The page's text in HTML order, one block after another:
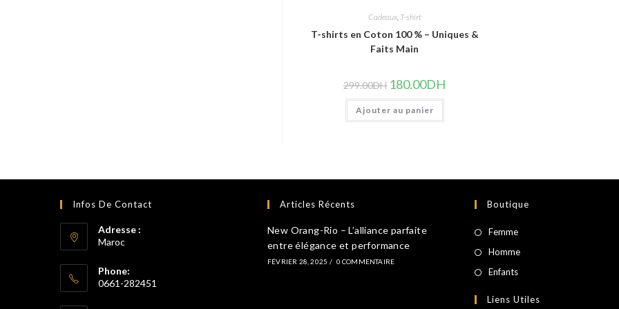
Cadeaux, T-shirt
T-shirts en Coton 100 % – Uniques &
Faits Main
299.00DH Le
prix
initial
était :
299.00DH.
180.00DH
Ajouter au panier
Infos De Contact
Adresse :
Maroc
Phone:
0661-282451
Articles Récents
New Orang-Rio – L’alliance parfaite
entre élégance et performance
FÉVRIER 28, 2025 / 0 COMMENTAIRE
Boutique
FemmeS’ouvre
dans
onglet
HommeS’ouvre
nouvel
EnfantsS’ouvre
un
Liens Utiles